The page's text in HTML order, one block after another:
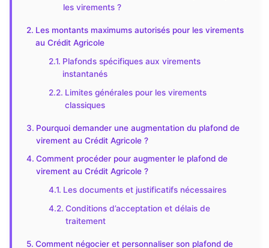
les virements ?
Les montants maximums autorisés pour les virements
au Crédit Agricole
Plafonds spécifiques aux virements
instantanés
Limites générales pour les virements
classiques
Pourquoi demander une augmentation du plafond de
virement au Crédit Agricole ?
Comment procéder pour augmenter le plafond de
virement au Crédit Agricole ?
Les documents et justificatifs nécessaires
Conditions d’acceptation et délais de
traitement
Comment négocier et personnaliser son plafond de